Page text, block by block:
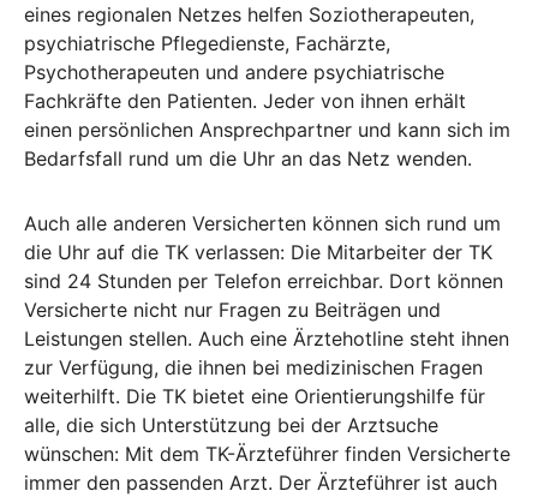
eines regionalen Netzes helfen Soziotherapeuten,
psychiatrische Pflegedienste, Fachärzte,
Psychotherapeuten und andere psychiatrische
Fachkräfte den Patienten. Jeder von ihnen erhält
einen persönlichen Ansprechpartner und kann sich im
Bedarfsfall rund um die Uhr an das Netz wenden.
Auch alle anderen Versicherten können sich rund um
die Uhr auf die TK verlassen: Die Mitarbeiter der TK
sind 24 Stunden per Telefon erreichbar. Dort können
Versicherte nicht nur Fragen zu Beiträgen und
Leistungen stellen. Auch eine Ärztehotline steht ihnen
zur Verfügung, die ihnen bei medizinischen Fragen
weiterhilft. Die TK bietet eine Orientierungshilfe für
alle, die sich Unterstützung bei der Arztsuche
wünschen: Mit dem TK-Ärzteführer finden Versicherte
immer den passenden Arzt. Der Ärzteführer ist auch